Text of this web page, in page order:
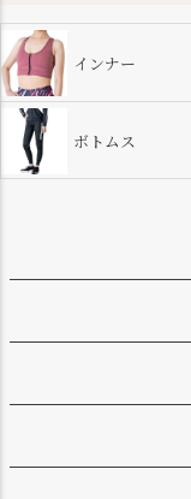
インナー
ボトムス